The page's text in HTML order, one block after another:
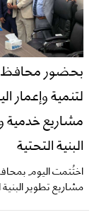
بحضور محافظ
لتنمية وإعمار
مشاريع
البنية التحتية
اختُتمت اليوم
مشاريع تطوير